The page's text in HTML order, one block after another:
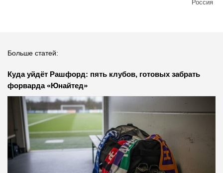
Россия
Больше статей:
Куда уйдёт Рашфорд: пять клубов, готовых забрать
форварда «Юнайтед»